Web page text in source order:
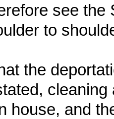
see the
to
the
house, and